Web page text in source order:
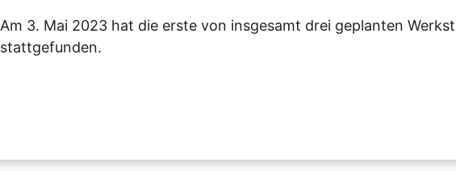
Am 3. Mai 2023 hat die erste von insgesamt drei geplanten
stattgefunden.